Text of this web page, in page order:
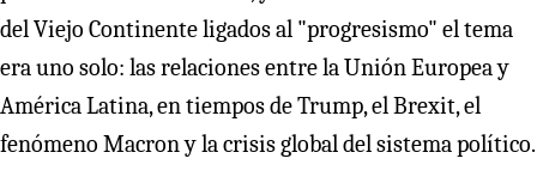
del Viejo Continente ligados al "progresismo" el tema
era uno solo: las relaciones entre la Unión Europea y
América Latina, en tiempos de Trump, el Brexit, el
fenómeno Macron y la crisis global del sistema político.